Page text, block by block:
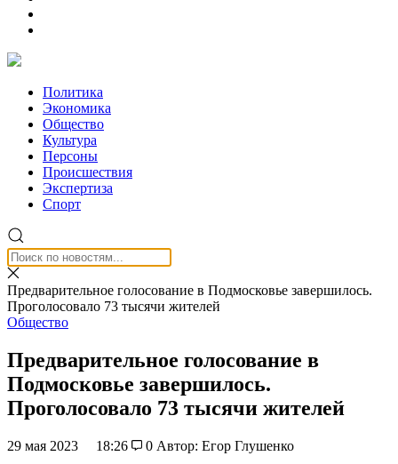
Политика
Экономика
Общество
Культура
Персоны
Происшествия
Экспертиза
Спорт
Предварительное голосование в Подмосковье завершилось.
Проголосовало 73 тысячи жителей
Общество
Предварительное голосование в
Подмосковье завершилось.
Проголосовало 73 тысячи жителей
29 мая 2023 18:26 0 Автор: Егор Глушенко